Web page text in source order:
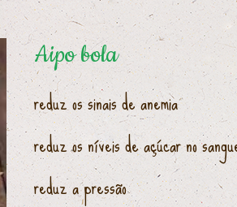
Aipo bola
reduz os sinais de anemia
reduz os níveis de açúcar no
reduz a pressão